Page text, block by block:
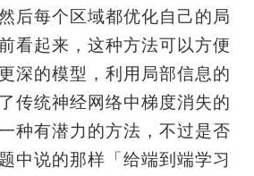
后每个区域都优化自己的局
看起来，这种方法可以方便
深的模型，利用局部信息的
传统神经网络中梯度消失的
种有潜力的方法，不过是否
中说的那样「给端到端学习